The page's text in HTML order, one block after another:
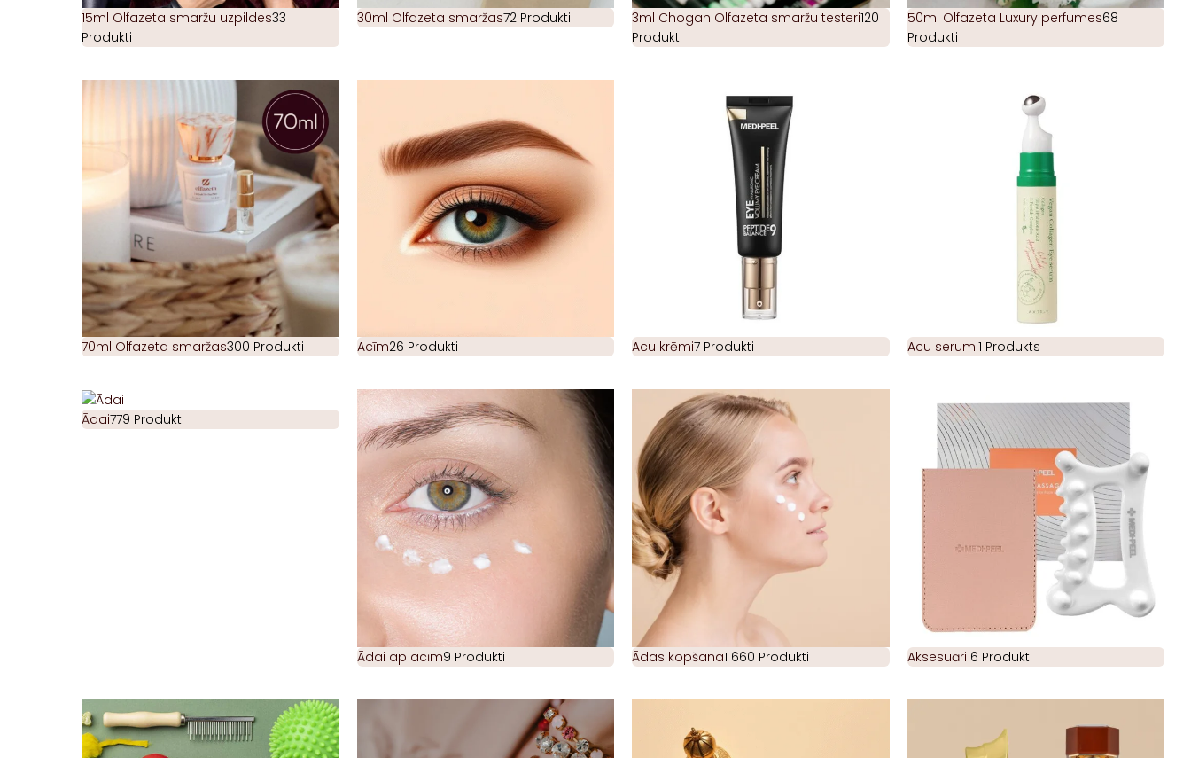
15ml Olfazeta smaržu uzpildes33
Produkti
30ml Olfazeta smaržas72 Produkti 3ml Chogan Olfazeta smaržu testeri120
Produkti
50ml Olfazeta Luxury perfumes68
Produkti
70ml Olfazeta smaržas300 Produkti Acīm26 Produkti Acu krēmi7 Produkti Acu serumi1 Produkts
Ādai779 Produkti
Ādai ap acīm9 Produkti Ādas kopšana1 660 Produkti Aksesuāri16 Produkti